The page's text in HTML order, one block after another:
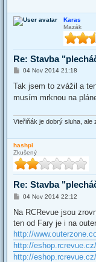
Karas
Mazák
Re: Stavba
P
s
04 Nov 2014 21:18
Tak jsem to zvážil a
musím mrknou na
Vteřiňák je dobrý sluha, ale
hashpi
Zkušený
Re: Stavba
P
s
04 Nov 2014 22:12
Na RCRevue jsou
ten od Fary je i na
http://
http://
http://